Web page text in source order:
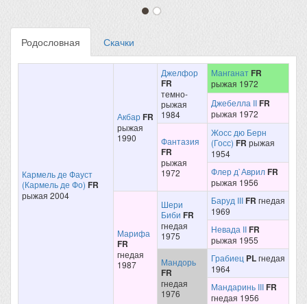
Родословная Скачки
Кармель де Фауст
(Кармель де Фо) FR
рыжая 2004
АкбарFR
рыжая
1990
Джелфор
FR
темно-
рыжая
1984
Манганат FR
рыжая 1972
Джебелла IIFR
рыжая 1972
Фантазия
FR
рыжая
1972
Жосс дю Берн
(Госс) FR рыжая
1954
Флер д`АврилFR
рыжая 1956
Марифа
FR
гнедая
1987
Шери
Биби FR
гнедая
1975
Баруд IIIFR гнедая
1969
Невада IIFR
рыжая 1955
Мандорь
FR
гнедая
1976
Грабиец PLгнедая
1964
Мандаринь IIIFR
гнедая 1956